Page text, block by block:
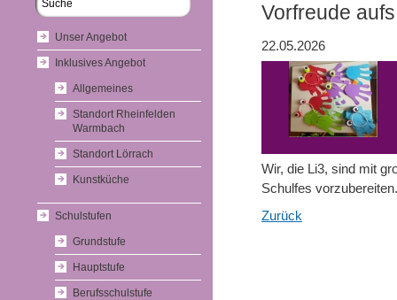
Unser Angebot
Inklusives Angebot
Allgemeines
Standort Rheinfelden
Warmbach
Standort Lörrach
Kunstküche
Schulstufen
Grundstufe
Hauptstufe
Berufsschulstufe
Vorfreude
22.05.2026
Wir, die Li3, sind mit
Schulfes
Zurück